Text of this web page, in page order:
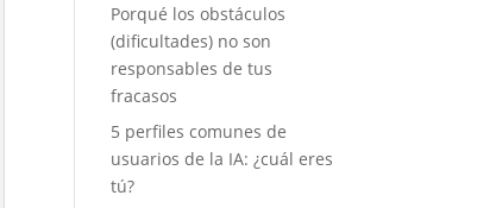
Porqué los obstáculos
(dificultades) no son
responsables de tus
fracasos
5 perfiles comunes de
usuarios de la IA: ¿cuál eres
tú?